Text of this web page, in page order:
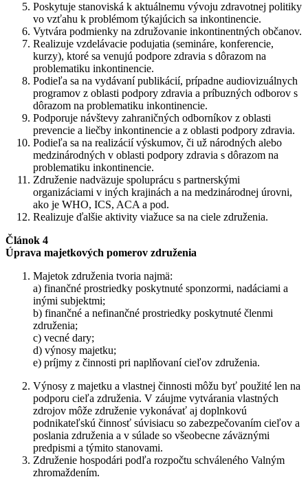
Poskytuje stanoviská k aktuálnemu vývoju zdravotnej politiky
vo vzťahu k problémom týkajúcich sa inkontinencie.
Vytvára podmienky na združovanie inkontinentných občanov.
Realizuje vzdelávacie podujatia (semináre, konferencie,
kurzy), ktoré sa venujú podpore zdravia s dôrazom na
problematiku inkontinencie.
Podieľa sa na vydávaní publikácií, prípadne audiovizuálnych
programov z oblasti podpory zdravia a príbuzných odborov s
dôrazom na problematiku inkontinencie.
Podporuje návštevy zahraničných odborníkov z oblasti
prevencie a liečby inkontinencie a z oblasti podpory zdravia.
Podieľa sa na realizácií výskumov, či už národných alebo
medzinárodných v oblasti podpory zdravia s dôrazom na
problematiku inkontinencie.
Združenie nadväzuje spoluprácu s partnerskými
organizáciami v iných krajinách a na medzinárodnej úrovni,
ako je WHO, ICS, ACA a pod.
Realizuje ďalšie aktivity viažuce sa na ciele združenia.
Článok 4
Úprava majetkových pomerov združenia
Majetok združenia tvoria najmä:
a) finančné prostriedky poskytnuté sponzormi, nadáciami a
inými subjektmi;
b) finančné a nefinančné prostriedky poskytnuté členmi
združenia;
c) vecné dary;
d) výnosy majetku;
e) príjmy z činnosti pri naplňovaní cieľov združenia.
Výnosy z majetku a vlastnej činnosti môžu byť použité len na
podporu cieľa združenia. V záujme vytvárania vlastných
zdrojov môže združenie vykonávať aj doplnkovú
podnikateľskú činnosť súvisiacu so zabezpečovaním cieľov a
poslania združenia a v súlade so všeobecne záväznými
predpismi a týmito stanovami.
Združenie hospodári podľa rozpočtu schváleného Valným
zhromaždením.